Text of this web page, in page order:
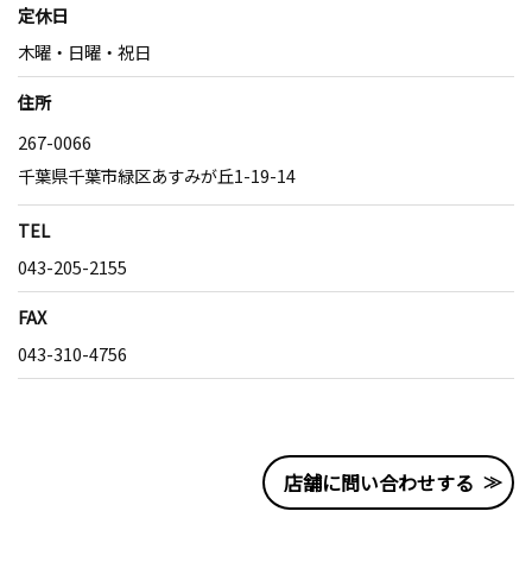
定休日
木曜・日曜・祝日
住所
267-0066
千葉県千葉市緑区あすみが丘1-19-14
TEL
043-205-2155
FAX
043-310-4756
店舗に問い合わせする